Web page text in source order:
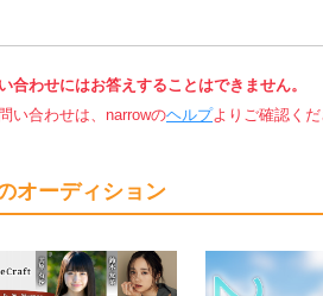
わせにはお答えすることはできません。
い合わせは、narrowのヘルプよりご確認くだ
オーディション